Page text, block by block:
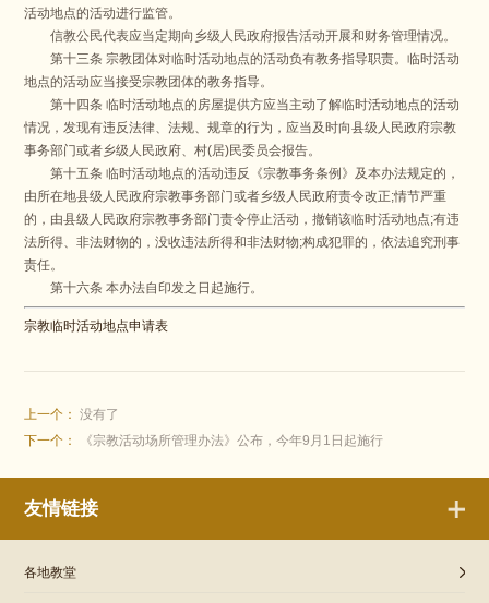
活动地点的活动进行监管。
信教公民代表应当定期向乡级人民政府报告活动开展和财务管理情况。
第十三条 宗教团体对临时活动地点的活动负有教务指导职责。临时活动
地点的活动应当接受宗教团体的教务指导。
第十四条 临时活动地点的房屋提供方应当主动了解临时活动地点的活动
情况，发现有违反法律、法规、规章的行为，应当及时向县级人民政府宗教
事务部门或者乡级人民政府、村(居)民委员会报告。
第十五条 临时活动地点的活动违反《宗教事务条例》及本办法规定的，
由所在地县级人民政府宗教事务部门或者乡级人民政府责令改正;情节严重
的，由县级人民政府宗教事务部门责令停止活动，撤销该临时活动地点;有违
法所得、非法财物的，没收违法所得和非法财物;构成犯罪的，依法追究刑事
责任。
第十六条 本办法自印发之日起施行。
宗教临时活动地点申请表
上一个：没有了
下一个：
《宗教活动场所管理办法》公布，今年9月1日起施行
友情链接
各地教堂